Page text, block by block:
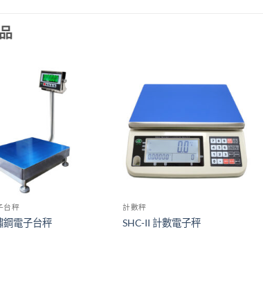
台秤
鋼電子台秤
計數秤
SHC-II 計數電子秤